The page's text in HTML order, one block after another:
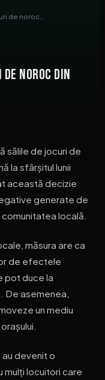
de noroc…
noroc din
sălile de jocuri de
la sfârșitul lunii
această decizie
generate de
locală.
măsura are ca
de efectele
pot duce la
asemenea,
un mediu
au devenit o
mulți locuitori care